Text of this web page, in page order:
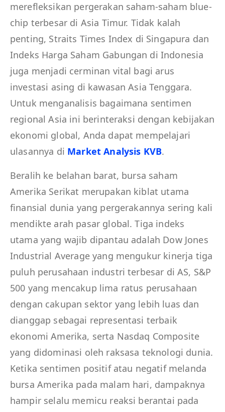
merefleksikan pergerakan saham-saham blue-
chip terbesar di Asia Timur. Tidak kalah
penting, Straits Times Index di Singapura dan
Indeks Harga Saham Gabungan di Indonesia
juga menjadi cerminan vital bagi arus
investasi asing di kawasan Asia Tenggara.
Untuk menganalisis bagaimana sentimen
regional Asia ini berinteraksi dengan kebijakan
ekonomi global, Anda dapat mempelajari
ulasannya di Market Analysis KVB.
Beralih ke belahan barat, bursa saham
Amerika Serikat merupakan kiblat utama
finansial dunia yang pergerakannya sering kali
mendikte arah pasar global. Tiga indeks
utama yang wajib dipantau adalah Dow Jones
Industrial Average yang mengukur kinerja tiga
puluh perusahaan industri terbesar di AS, S&P
500 yang mencakup lima ratus perusahaan
dengan cakupan sektor yang lebih luas dan
dianggap sebagai representasi terbaik
ekonomi Amerika, serta Nasdaq Composite
yang didominasi oleh raksasa teknologi dunia.
Ketika sentimen positif atau negatif melanda
bursa Amerika pada malam hari, dampaknya
hampir selalu memicu reaksi berantai pada